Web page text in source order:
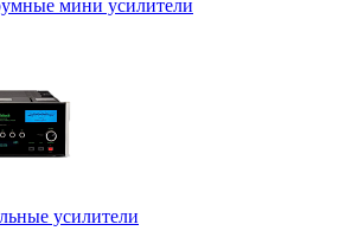
мини усилители
усилители